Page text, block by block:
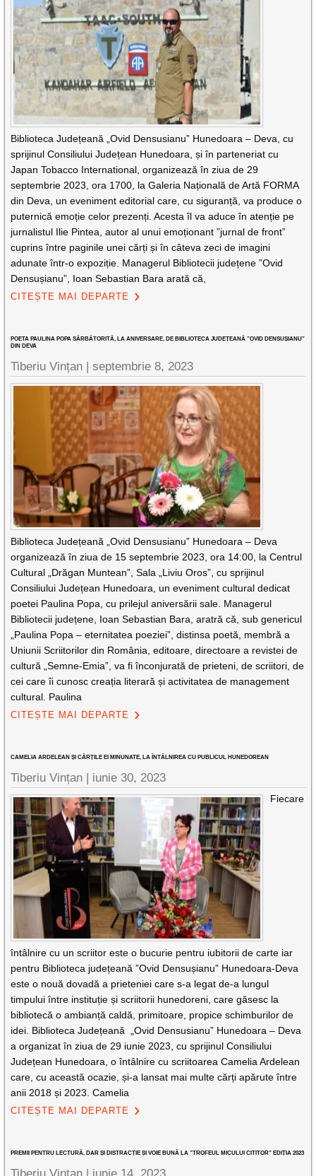
Biblioteca Județeană „Ovid Densusianu” Hunedoara – Deva, cu
sprijinul Consiliului Județean Hunedoara, și în parteneriat cu
Japan Tobacco International, organizează în ziua de 29
septembrie 2023, ora 1700, la Galeria Națională de Artă FORMA
din Deva, un eveniment editorial care, cu siguranță, va produce o
puternică emoție celor prezenți. Acesta îl va aduce în atenție pe
jurnalistul Ilie Pintea, autor al unui emoționant ”jurnal de front”
cuprins între paginile unei cărți și în câteva zeci de imagini
adunate într-o expoziție. Managerul Bibliotecii județene ”Ovid
Densușianu”, Ioan Sebastian Bara arată că,
CITEȘTE MAI DEPARTE
POETA PAULINA POPA SĂRBĂTORITĂ, LA ANIVERSARE, DE BIBLIOTECA JUDEȚEANĂ ”OVID DENSUȘIANU”
DIN DEVA
Tiberiu Vințan |septembrie 8, 2023
Biblioteca Județeană „Ovid Densusianu” Hunedoara – Deva
organizează în ziua de 15 septembrie 2023, ora 14:00, la Centrul
Cultural „Drăgan Muntean”, Sala „Liviu Oros”, cu sprijinul
Consiliului Județean Hunedoara, un eveniment cultural dedicat
poetei Paulina Popa, cu prilejul aniversării sale. Managerul
Bibliotecii județene, Ioan Sebastian Bara, aratră că, sub genericul
„Paulina Popa – eternitatea poeziei”, distinsa poetă, membră a
Uniunii Scriitorilor din România, editoare, directoare a revistei de
cultură „Semne-Emia”, va fi înconjurată de prieteni, de scriitori, de
cei care îi cunosc creația literară și activitatea de management
cultural. Paulina
CITEȘTE MAI DEPARTE
CAMELIA ARDELEAN ȘI CĂRȚILE EI MINUNATE, LA ÎNTÂLNIREA CU PUBLICUL HUNEDOREAN
Tiberiu Vințan | iunie 30, 2023
Fiecare
întâlnire cu un scriitor este o bucurie pentru iubitorii de carte iar
pentru Biblioteca județeană ”Ovid Densușianu” Hunedoara-Deva
este o nouă dovadă a prieteniei care s-a legat de-a lungul
timpului între instituție și scriitorii hunedoreni, care găsesc la
bibliotecă o ambianță caldă, primitoare, propice schimburilor de
idei. Biblioteca Județeană „Ovid Densusianu” Hunedoara – Deva
a organizat în ziua de 29 iunie 2023, cu sprijinul Consiliului
Județean Hunedoara, o întâlnire cu scriitoarea Camelia Ardelean
care, cu această ocazie, și-a lansat mai multe cărți apărute între
anii 2018 și 2023. Camelia
CITEȘTE MAI DEPARTE
PREMII PENTRU LECTURĂ, DAR ȘI DISTRACȚIE ȘI VOIE BUNĂ LA ”TROFEUL MICULUI CITITOR” EDIȚIA 2023